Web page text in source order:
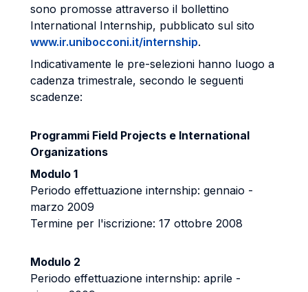
sono promosse attraverso il bollettino
International Internship, pubblicato sul sito
www.ir.unibocconi.it/internship.
Indicativamente le pre-selezioni hanno luogo a
cadenza trimestrale, secondo le seguenti
scadenze:
Programmi Field Projects e International
Organizations
Modulo 1
Periodo effettuazione internship: gennaio -
marzo 2009
Termine per l'iscrizione: 17 ottobre 2008
Modulo 2
Periodo effettuazione internship: aprile -